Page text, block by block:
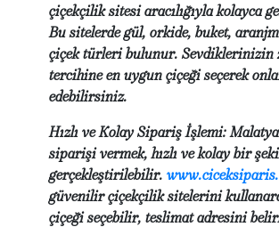
çiçekçilik sitesi aracılığıyla kolayca
Bu sitelerde gül, orkide, buket,
çiçek türleri bulunur. Sevdiklerinizin
tercihine en uygun çiçeği seçerek
edebilirsiniz.
Hızlı ve Kolay Sipariş İşlemi:
siparişi vermek, hızlı ve kolay bir
gerçekleştirilebilir.
güvenilir çiçekçilik sitelerini
çiçeği seçebilir, teslimat adresini